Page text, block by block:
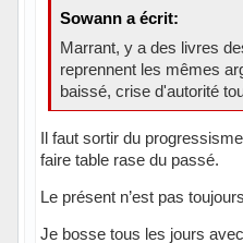
Sowann a écrit:
Marrant, y a des livres
reprennent les mêmes
baissé, crise d'autorité
Il faut sortir du
faire table rase du passé.
Le présent n’est pas
Je bosse tous les jours